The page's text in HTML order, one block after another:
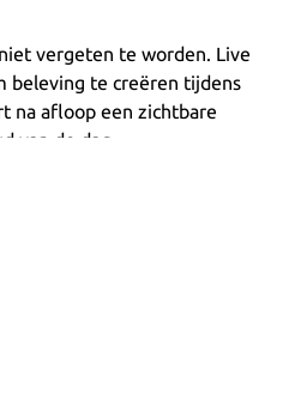
vergeten te worden. Live
beleving te creëren tijdens
na afloop een zichtbare
van de dag.